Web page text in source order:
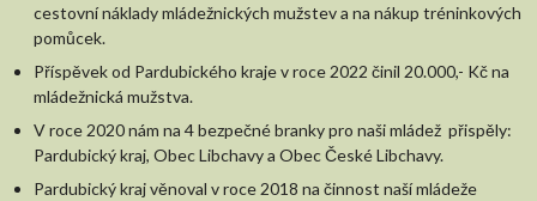
cestovní náklady mládežnických mužstev a na nákup tréninkových
pomůcek.
Příspěvek od Pardubického kraje v roce 2022 činil 20.000,- Kč na
mládežnická mužstva.
V roce 2020 nám na 4 bezpečné branky pro naši mládež přispěly:
Pardubický kraj, Obec Libchavy a Obec České Libchavy.
Pardubický kraj věnoval v roce 2018 na činnost naší mládeže